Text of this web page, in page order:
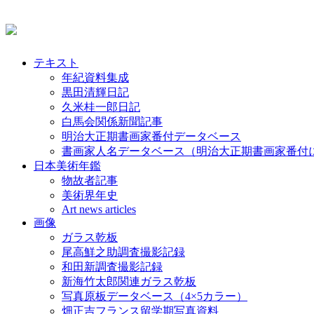
テキスト
年紀資料集成
黒田清輝日記
久米桂一郎日記
白馬会関係新聞記事
明治大正期書画家番付データベース
書画家人名データベース（明治大正期書画家番付
日本美術年鑑
物故者記事
美術界年史
Art news articles
画像
ガラス乾板
尾高鮮之助調査撮影記録
和田新調査撮影記録
新海竹太郎関連ガラス乾板
写真原板データベース（4×5カラー）
畑正吉フランス留学期写真資料